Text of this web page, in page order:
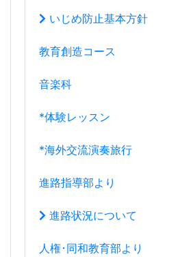
音楽科
*体験レッスン
*海外交流演奏旅行
進路指導部より
進路状況について
人権･同和教育部より
教育研究部より
学年団より